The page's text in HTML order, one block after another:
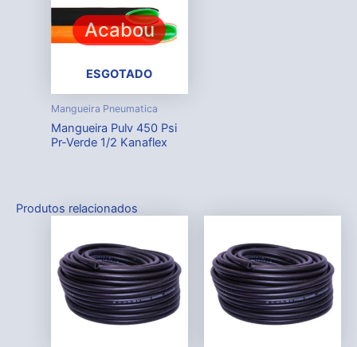
Acabou
ESGOTADO
Mangueira Pneumatica
Mangueira Pulv 450 Psi
Pr-Verde 1/2 Kanaflex
Produtos relacionados